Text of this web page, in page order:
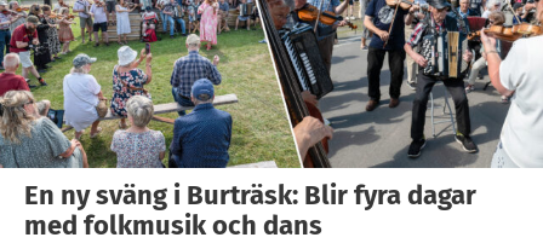
En ny sväng i Burträsk: Blir fyra dagar
med folkmusik och dans